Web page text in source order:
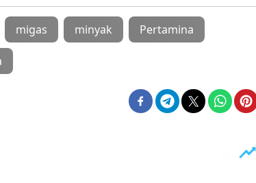
migas minyak Pertamina